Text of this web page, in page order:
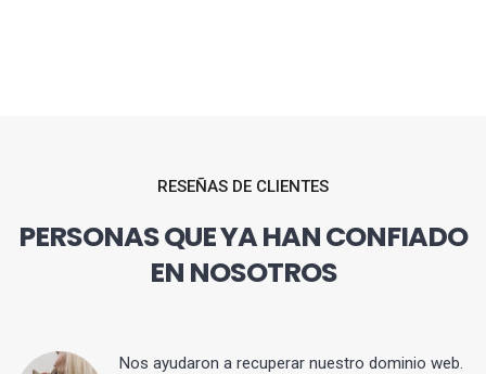
RESEÑAS DE CLIENTES
PERSONAS QUE YA HAN CONFIADO
EN NOSOTROS
Nos ayudaron a recuperar nuestro dominio web.